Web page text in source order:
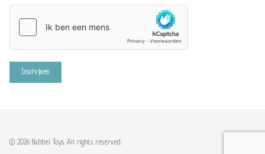
© 2026 Babbel Toys. All rights reserved.